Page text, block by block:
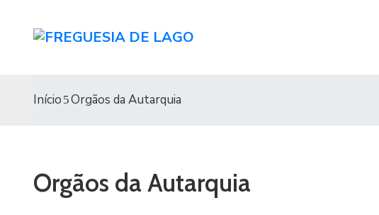
Início Orgãos da Autarquia
Orgãos da Autarquia